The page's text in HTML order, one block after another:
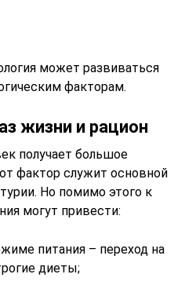
может развиваться
факторам.
жизни и рацион
получает большое
фактор служит основной
Но помимо этого к
могут привести:
питания – переход на
диеты;